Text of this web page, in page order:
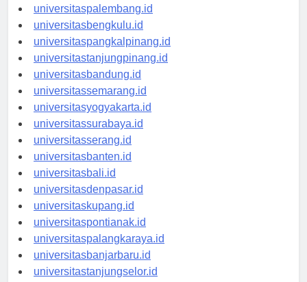
universitasjambi.id
universitaspalembang.id
universitasbengkulu.id
universitaspangkalpinang.id
universitastanjungpinang.id
universitasbandung.id
universitassemarang.id
universitasyogyakarta.id
universitassurabaya.id
universitasserang.id
universitasbanten.id
universitasbali.id
universitasdenpasar.id
universitaskupang.id
universitaspontianak.id
universitaspalangkaraya.id
universitasbanjarbaru.id